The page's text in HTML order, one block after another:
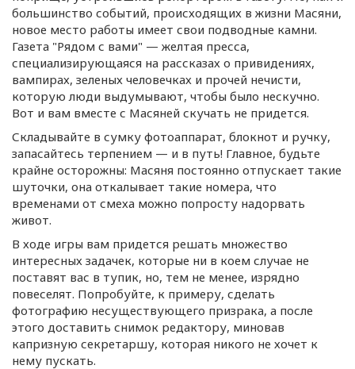
большинство событий, происходящих в жизни Масяни,
новое место работы имеет свои подводные камни.
Газета "Рядом с вами" — желтая пресса,
специализирующаяся на рассказах о привидениях,
вампирах, зеленых человечках и прочей нечисти,
которую люди выдумывают, чтобы было нескучно.
Вот и вам вместе с Масяней скучать не придется.
Складывайте в сумку фотоаппарат, блокнот и ручку,
запасайтесь терпением — и в путь! Главное, будьте
крайне осторожны: Масяня постоянно отпускает такие
шуточки, она откалывает такие номера, что
временами от смеха можно попросту надорвать
живот.
В ходе игры вам придется решать множество
интересных задачек, которые ни в коем случае не
поставят вас в тупик, но, тем не менее, изрядно
повеселят. Попробуйте, к примеру, сделать
фотографию несуществующего призрака, а после
этого доставить снимок редактору, миновав
капризную секретаршу, которая никого не хочет к
нему пускать.